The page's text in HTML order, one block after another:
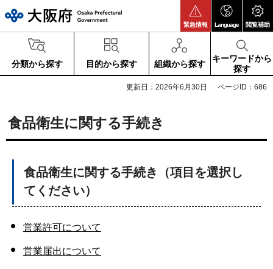
緊急情報 Language 閲覧補助
分類から探す 目的から探す 組織から探す
キーワードから
探す
更新日：2026年6月30日 ページID：686
食品衛生に関する手続き
食品衛生に関する手続き（項目を選択し
てください）
営業許可について
営業届出について